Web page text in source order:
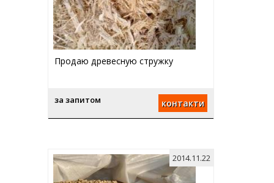
Продаю древесную стружку
за запитом контакти
2014.11.22